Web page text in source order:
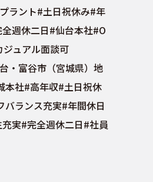
ラント#土日祝休み#年
週休二日#仙台本社#O
ュアル面談可
・富谷市（宮城県）地
本社#高年収#土日祝休
バランス充実#年間休日
実#完全週休二日#社員